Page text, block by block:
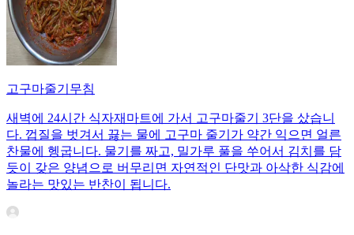
고구마줄기무침
새벽에 24시간 식자재마트에 가서 고구마줄기 3단을 샀습니
다. 껍질을 벗겨서 끓는 물에 고구마 줄기가 약간 익으면 얼른
찬물에 헹굽니다. 물기를 짜고, 밀가루 풀을 쑤어서 김치를 담
듯이 갖은 양념으로 버무리면 자연적인 단맛과 아삭한 식감에
놀라는 맛있는 반찬이 됩니다.